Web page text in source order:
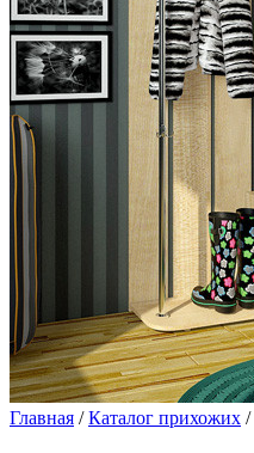
Главная /Каталог прихожих /